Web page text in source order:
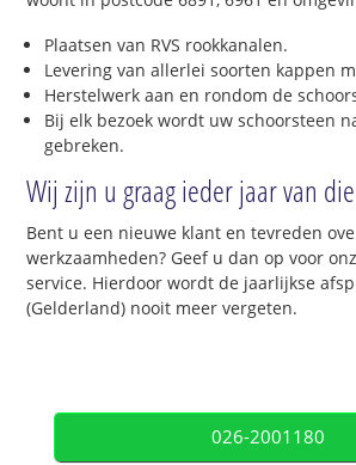
Plaatsen van RVS rookkanalen.
Levering van allerlei soorten kappen
Herstelwerk aan en rondom de
Bij elk bezoek wordt uw schoorsteen
gebreken.
Wij zijn u graag ieder jaar van
Bent u een nieuwe klant en tevreden
werkzaamheden? Geef u dan op voor
service. Hierdoor wordt de jaarlijkse
(Gelderland) nooit meer vergeten.
026-2001180